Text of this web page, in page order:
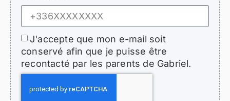
J'accepte que mon e-mail soit
conservé afin que je puisse être
recontacté par les parents de Gabriel.